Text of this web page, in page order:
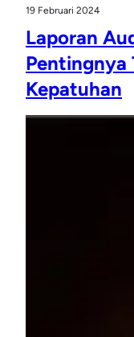
19 Februari 2024
Laporan
Pentingnya
Kepatuhan